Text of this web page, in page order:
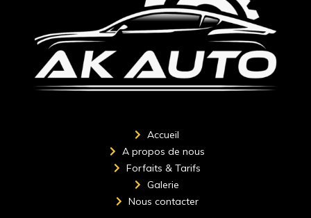
Accueil
A propos de nous
Forfaits & Tarifs
Galerie
Nous contacter